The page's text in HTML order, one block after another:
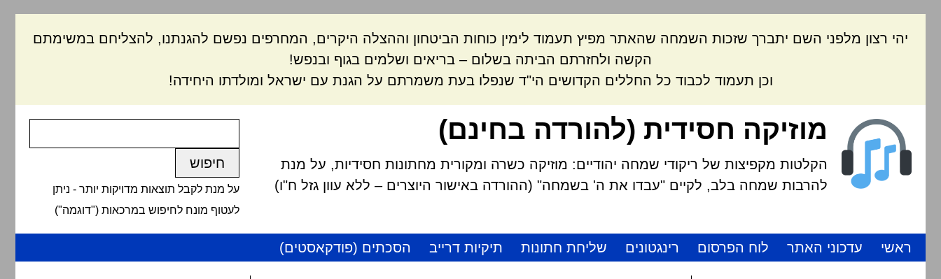
יהי רצון מלפני השם יתברך שזכות השמחה שהאתר מפיץ תעמוד לימין כוחות הביטחון וההצלה היקרים, המחרפים נפשם להגנתנו, להצליחם במשימתם
הקשה ולחזרתם הביתה בשלום – בריאים ושלמים בגוף ובנפש!
וכן תעמוד לכבוד כל החללים הקדושים הי"ד שנפלו בעת משמרתם על הגנת עם ישראל ומולדתו היחידה!
מוזיקה חסידית (להורדה בחינם)
הקלטות מקפיצות של ריקודי שמחה יהודיים: מוזיקה כשרה ומקורית מחתונות חסידיות, על מנת
להרבות שמחה בלב, לקיים "עבדו את ה' בשמחה" (ההורדה באישור היוצרים – ללא עוון גזל ח"ו)
על מנת לקבל תוצאות מדויקות יותר - ניתן
לעטוף מונח לחיפוש במרכאות ("דוגמה")
ראשי עדכוני האתר לוח הפרסום רינגטונים שליחת חתונות תיקיות דרייב הסכתים (פודקאסטים)